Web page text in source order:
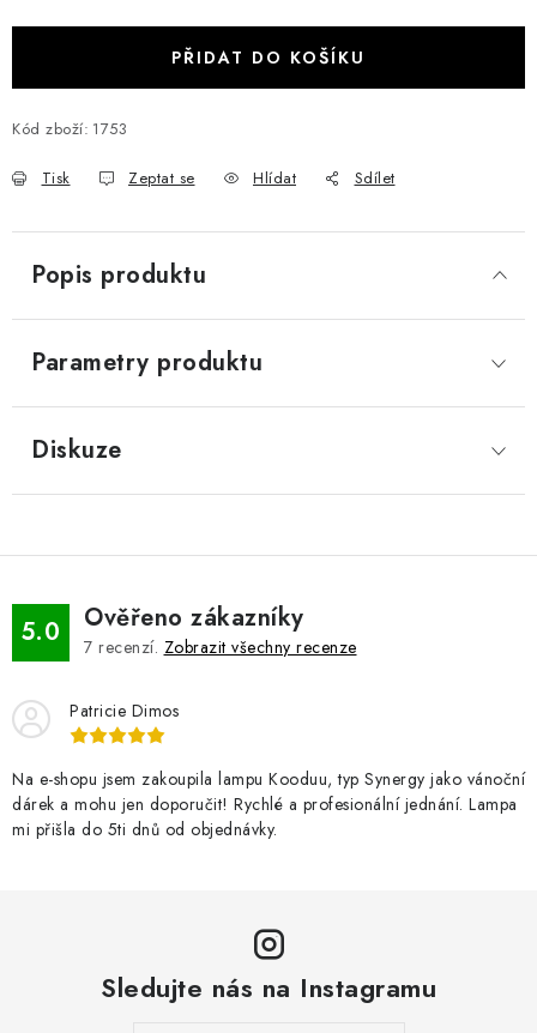
PŘIDAT DO KOŠÍKU
Kód zboží: 1753
Tisk Zeptat se Hlídat Sdílet
Popis produktu
Parametry produktu
Diskuze
5.0 Ověřeno zákazníky
7 recenzí. Zobrazit všechny recenze
Patricie Dimos
Na e-shopu jsem zakoupila lampu Kooduu, typ Synergy jako vánoční
dárek a mohu jen doporučit! Rychlé a profesionální jednání. Lampa
mi přišla do 5ti dnů od objednávky.
Sledujte nás na Instagramu